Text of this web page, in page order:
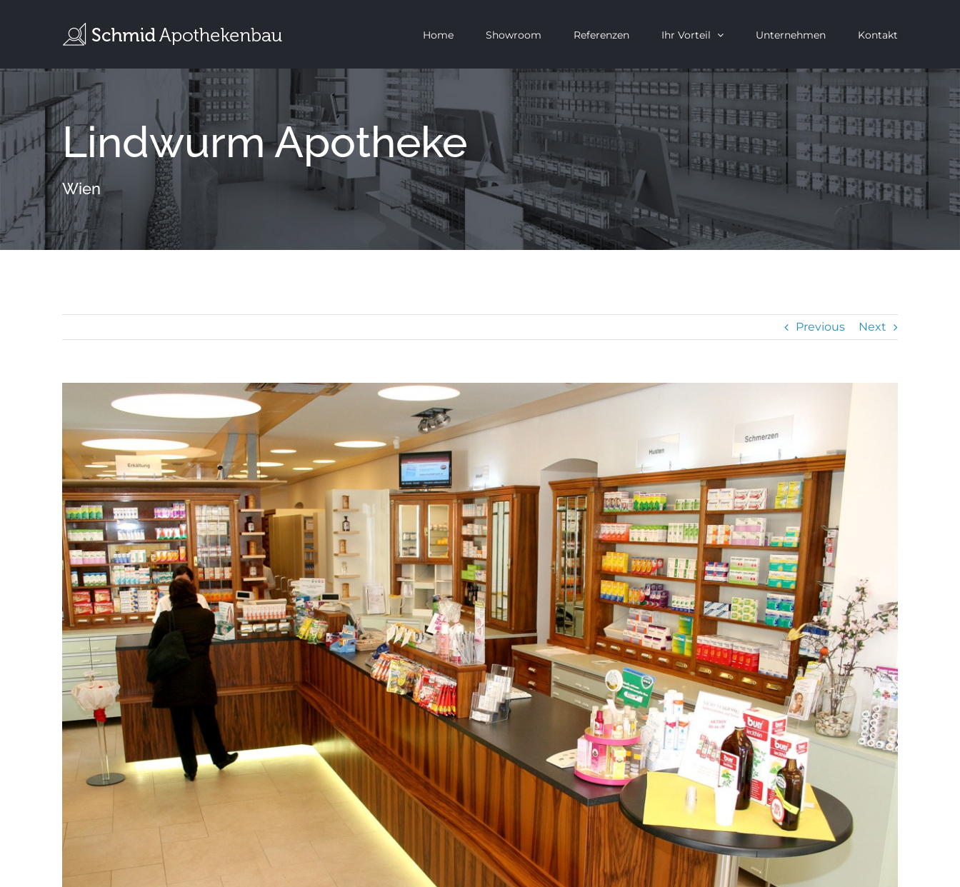
Home Showroom Referenzen Ihr Vorteil Unternehmen Kontakt
Lindwurm Apotheke
Wien
Previous Next
Image